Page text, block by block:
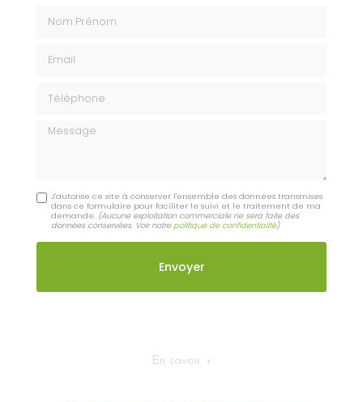
Message
J'autorise ce site à conserver l'ensemble des données transmises
dans ce formulaire pour faciliter le suivi et le traitement de ma
demande. (Aucune exploitation commerciale ne sera faite des
données conservées. Voir notrepolitique de confidentialité)
En savoir +